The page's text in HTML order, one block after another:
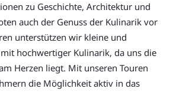
zu Geschichte, Architektur und
auch der Genuss der Kulinarik vor
unterstützen wir kleine und
hochwertiger Kulinarik, da uns die
Herzen liegt. Mit unseren Touren
die Möglichkeit aktiv in das